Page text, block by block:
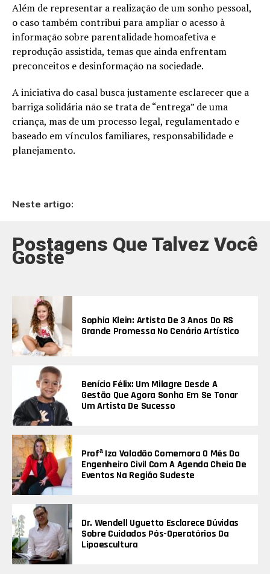
Além de representar a realização de um sonho pessoal,
o caso também contribui para ampliar o acesso à
informação sobre parentalidade homoafetiva e
reprodução assistida, temas que ainda enfrentam
preconceitos e desinformação na sociedade.
A iniciativa do casal busca justamente esclarecer que a
barriga solidária não se trata de “entrega” de uma
criança, mas de um processo legal, regulamentado e
baseado em vínculos familiares, responsabilidade e
planejamento.
Neste artigo:
Postagens Que Talvez Você
Goste
Sophia Klein: Artista De 3 Anos Do RS
Grande Promessa No Cenário Artístico
Benício Félix: Um Milagre Desde A
Gestão Que Agora Sonha Em Se Tonar
Um Artista De Sucesso
Profª Iza Valadão Comemora O Mês Do
Engenheiro Civil Com A Agenda Cheia De
Eventos Na Região Sudeste
Dr. Wendell Uguetto Esclarece Dúvidas
Sobre Cuidados Pós-Operatórios Da
Lipoescultura